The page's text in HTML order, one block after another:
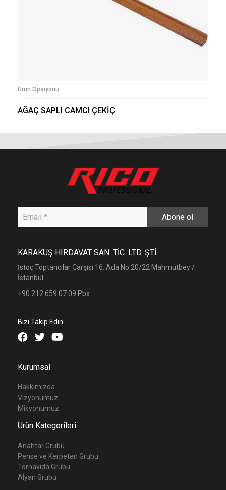
Ürün Opsiyonu
AĞAÇ SAPLI CAMCI ÇEKİÇ
Abone ol
KARAKUŞ HIRDAVAT SAN. TİC. LTD. ŞTİ.
İstoç Toptancılar Çarşısı 16. Ada No:20/22 Mahmutbey /
İstanbul
+90 212 659 07 09 Pbx
Bizi Takip Edin:
Kurumsal
Hakkımızda
Vizyonumuz
Misyonumuz
Ürün Kategorileri
Anahtar Grubu
Pense ve Kerpeten Grubu
Tornavida Grubu
Alyan Grubu